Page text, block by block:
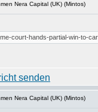
Nera Capital (UK) (Mintos)
court-hands-partial-win-to-
Nera Capital (UK) (Mintos)